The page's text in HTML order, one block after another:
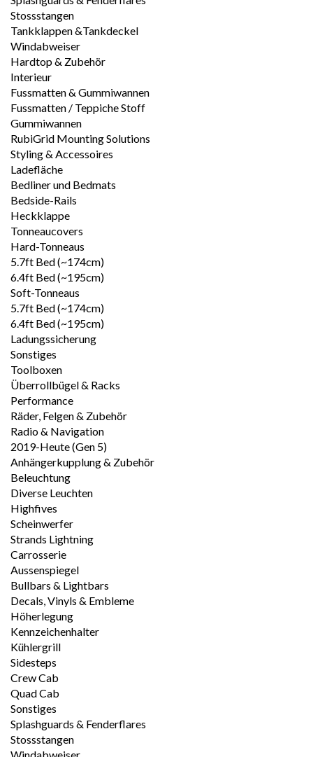
Stossstangen
Tankklappen &Tankdeckel
Windabweiser
Hardtop & Zubehör
Interieur
Fussmatten & Gummiwannen
Fussmatten / Teppiche Stoff
Gummiwannen
RubiGrid Mounting Solutions
Styling & Accessoires
Ladefläche
Bedliner und Bedmats
Bedside-Rails
Heckklappe
Tonneaucovers
Hard-Tonneaus
5.7ft Bed (~174cm)
6.4ft Bed (~195cm)
Soft-Tonneaus
5.7ft Bed (~174cm)
6.4ft Bed (~195cm)
Ladungssicherung
Sonstiges
Toolboxen
Überrollbügel & Racks
Performance
Räder, Felgen & Zubehör
Radio & Navigation
2019-Heute (Gen 5)
Anhängerkupplung & Zubehör
Beleuchtung
Diverse Leuchten
Highfives
Scheinwerfer
Strands Lightning
Carrosserie
Aussenspiegel
Bullbars & Lightbars
Decals, Vinyls & Embleme
Höherlegung
Kennzeichenhalter
Kühlergrill
Sidesteps
Crew Cab
Quad Cab
Sonstiges
Splashguards & Fenderflares
Stossstangen